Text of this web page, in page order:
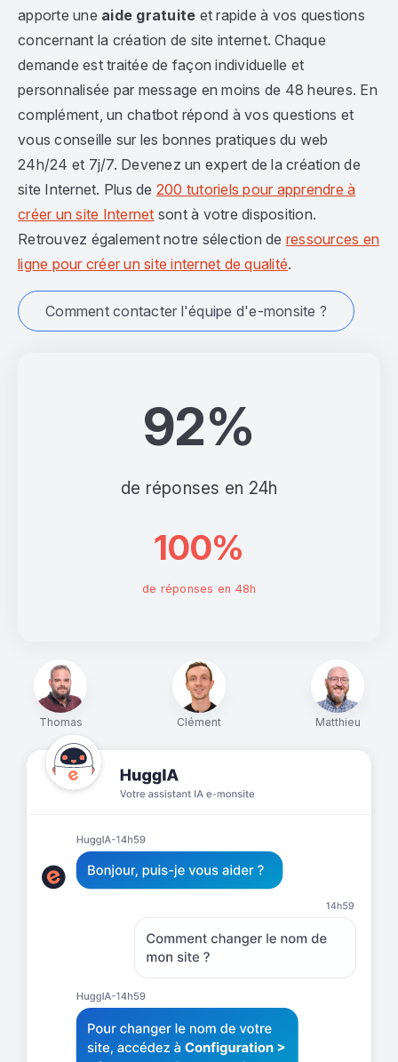
Thomas Clément Matthieu
92%
de réponses en 24h
100%
de réponses en 48h
apporte une aide gratuite et rapide à vos questions
concernant la création de site internet. Chaque
demande est traitée de façon individuelle et
personnalisée par message en moins de 48 heures. En
complément, un chatbot répond à vos questions et
vous conseille sur les bonnes pratiques du web
24h/24 et 7j/7. Devenez un expert de la création de
site Internet. Plus de 200 tutoriels pour apprendre à
créer un site Internet sont à votre disposition.
Retrouvez également notre sélection de ressources en
ligne pour créer un site internet de qualité.
Comment contacter l'équipe d'e-monsite ?